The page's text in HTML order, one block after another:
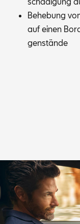
Be­he­bung
auf ei­nen
gen­stän­de